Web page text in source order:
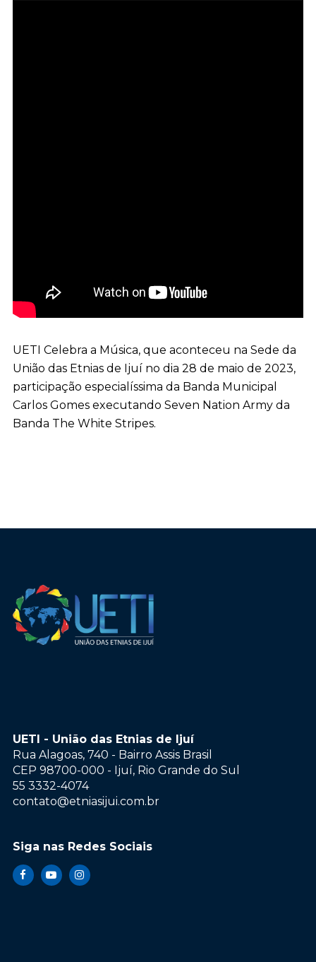
UETI Celebra a Música, que aconteceu na Sede da
União das Etnias de Ijuí no dia 28 de maio de 2023,
participação especialíssima da Banda Municipal
Carlos Gomes executando Seven Nation Army da
Banda The White Stripes.
UETI - União das Etnias de Ijuí
Rua Alagoas, 740 - Bairro Assis Brasil
CEP 98700-000 - Ijuí, Rio Grande do Sul
55 3332-4074
contato@etniasijui.com.br
Siga nas Redes Sociais